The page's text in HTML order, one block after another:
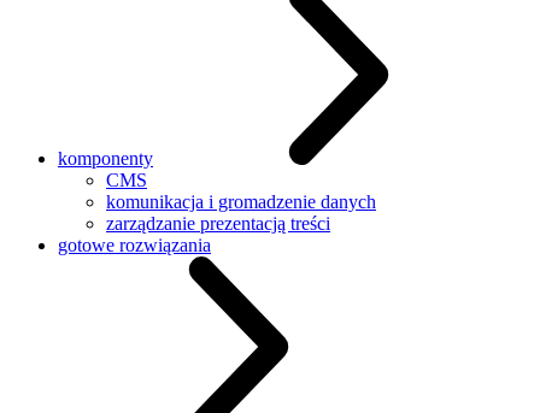
komponenty
CMS
komunikacja i gromadzenie danych
zarządzanie prezentacją treści
gotowe rozwiązania